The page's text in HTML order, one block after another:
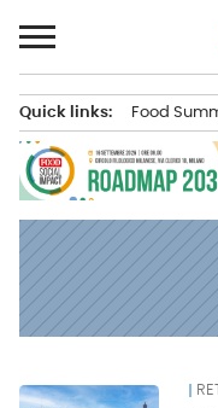
al
contenuto
principale
Quick links: Food
News